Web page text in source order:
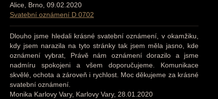
Alice, Brno, 09.02.2020
Svatební oznámení D 0702
Dlouho jsme hledali krásné svatební oznámení, v okamžiku,
kdy jsem narazila na tyto stránky tak jsem měla jasno, kde
oznámení vybrat, Právě nám oznámení dorazilo a jsme
nadmíru spokojeni a všem doporučujeme. Komunikace
skvělé, ochota a zároveň i rychlost. Moc děkujeme za krásné
svatební oznámení.
Monika Karlovy Vary, Karlovy Vary, 28.01.2020